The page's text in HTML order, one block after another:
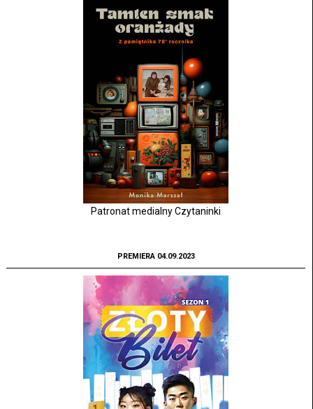
Patronat medialny Czytaninki
PREMIERA 04.09.2023